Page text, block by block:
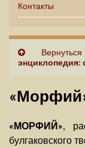
Контакты
энциклопедия:
«МОРФИЙ»,
булгаковского